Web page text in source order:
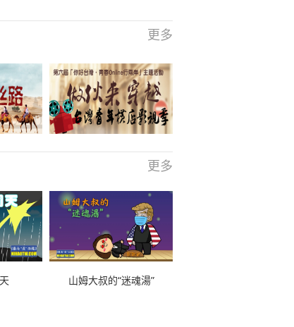
更多
更多
山姆大叔的“迷魂湯”